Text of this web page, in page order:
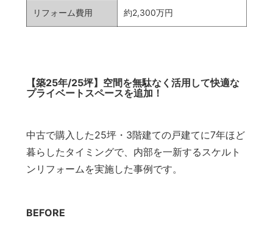
リフォーム費用 約2,300万円
【築25年/25坪】空間を無駄なく活用して快適な
プライベートスペースを追加！
中古で購入した25坪・3階建ての戸建てに7年ほど
暮らしたタイミングで、内部を一新するスケルト
ンリフォームを実施した事例です。
BEFORE